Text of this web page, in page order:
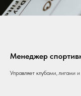
Менеджер
Управляет клубами, лигами